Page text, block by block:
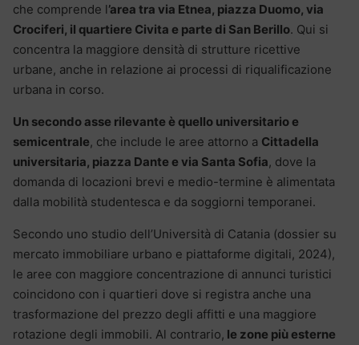
che comprende l’area tra via Etnea, piazza Duomo, via
Crociferi, il quartiere Civita e parte di San Berillo. Qui si
concentra la maggiore densità di strutture ricettive
urbane, anche in relazione ai processi di riqualificazione
urbana in corso.
Un secondo asse rilevante è quello universitario e
semicentrale, che include le aree attorno a Cittadella
universitaria, piazza Dante e via Santa Sofia, dove la
domanda di locazioni brevi e medio-termine è alimentata
dalla mobilità studentesca e da soggiorni temporanei.
Secondo uno studio dell’Università di Catania (dossier su
mercato immobiliare urbano e piattaforme digitali, 2024),
le aree con maggiore concentrazione di annunci turistici
coincidono con i quartieri dove si registra anche una
trasformazione del prezzo degli affitti e una maggiore
rotazione degli immobili. Al contrario, le zone più esterne